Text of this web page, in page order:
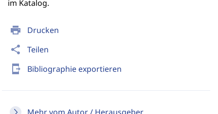
print Drucken
share Teilen
send_to_mobile Bibliographie exportieren
im Katalog.